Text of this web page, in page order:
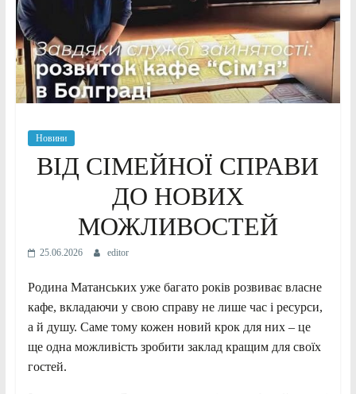
Новини
ВІД СІМЕЙНОЇ СПРАВИ
ДО НОВИХ
МОЖЛИВОСТЕЙ
25.06.2026 editor
Родина Матанських уже багато років розвиває власне
кафе, вкладаючи у свою справу не лише час і ресурси,
а й душу. Саме тому кожен новий крок для них – це
ще одна можливість зробити заклад кращим для своїх
гостей.